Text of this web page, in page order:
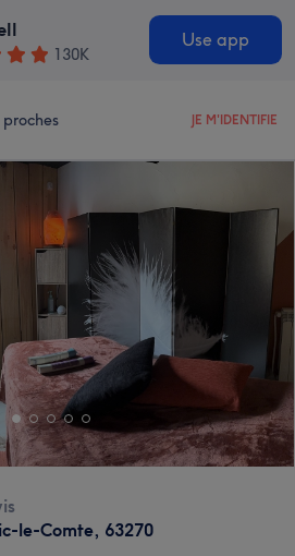
130K
Use app
JE M'IDENTIFIE
le-Comte, 63270